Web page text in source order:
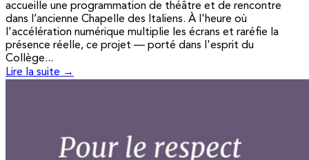
accueille une programmation de théâtre et de rencontre
dans l’ancienne Chapelle des Italiens. À l'heure où
l'accélération numérique multiplie les écrans et raréfie la
présence réelle, ce projet — porté dans l'esprit du
Collège...
Lire la suite →